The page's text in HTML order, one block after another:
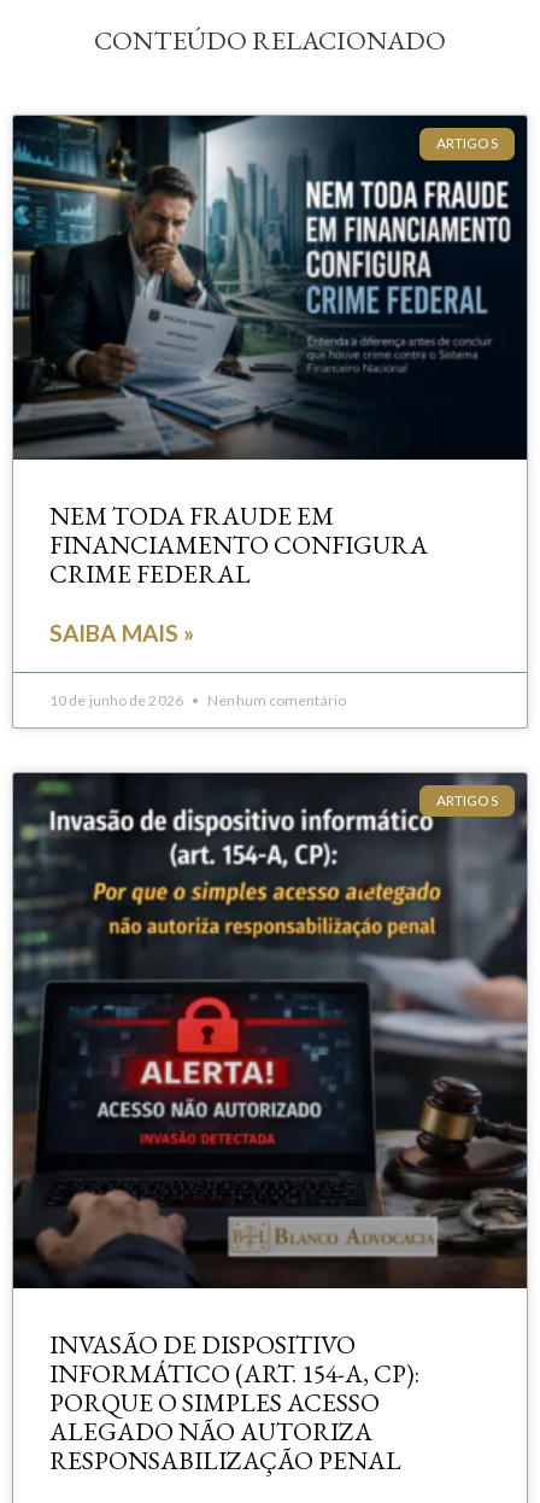
CONTEÚDO RELACIONADO
ARTIGOS
NEM TODA FRAUDE EM
FINANCIAMENTO CONFIGURA
CRIME FEDERAL
SAIBA MAIS »
10 de junho de 2026 Nenhum comentário
ARTIGOS
INVASÃO DE DISPOSITIVO
INFORMÁTICO (ART. 154-A, CP):
PORQUE O SIMPLES ACESSO
ALEGADO NÃO AUTORIZA
RESPONSABILIZAÇÃO PENAL